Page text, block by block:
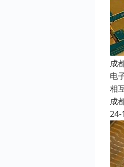
成
电
相
成
24-